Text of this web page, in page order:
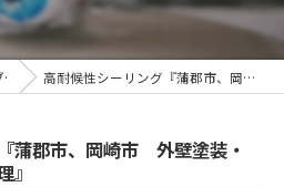
高耐候性シーリング『蒲郡市、岡崎市 外壁塗装・屋根塗装・雨漏り修理』
蒲郡市、岡崎市 外壁塗装・
』